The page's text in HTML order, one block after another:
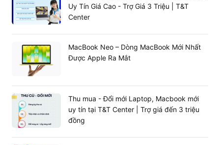
Uy Tín Giá Cao - Trợ Giá 3 Triệu | T&T
Center
MacBook Neo – Dòng MacBook Mới Nhất
Được Apple Ra Mắt
Thu mua - Đổi mới Laptop, Macbook mới
uy tín tại T&T Center | Trợ giá đến 3 triệu
đồng